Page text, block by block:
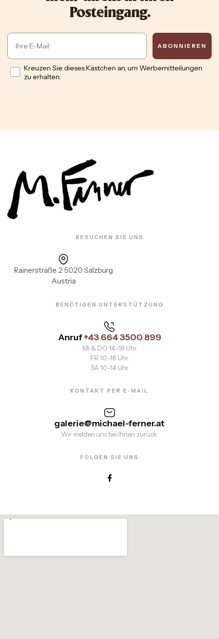
Posteingang.
Email
ABONNIEREN
Opt inKreuzen Sie dieses Kästchen an, um Werbemitteilungen
zu erhalten.
BESUCHEN SIE UNS
Rainerstraße 2 5020 Salzburg
Austria
BENÖTIGEN UNTERSTÜTZUNG
Anruf+43 664 3500 899
MI & DO 14–18 Uhr
FR 10–18 Uhr
SA 10–14 Uhr
KONTAKT PER E-MAIL
galerie@michael-ferner.at
Wir melden uns bei Ihnen zurück.
FOLGEN SIE UNS